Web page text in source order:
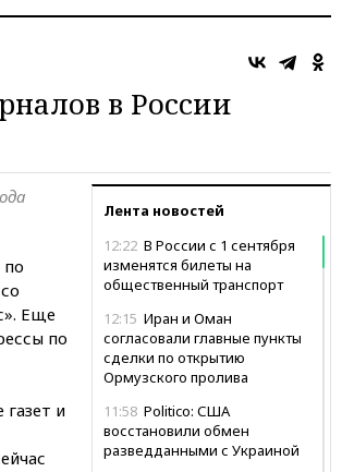
в России
Лента новостей
12:22 В России с 1 сентября
изменятся билеты на
общественный транспорт
12:15 Иран и Оман
согласовали главные пункты
сделки по открытию
Ормузского пролива
11:58 Politico: США
восстановили обмен
разведданными с Украиной
по
Еще
по
и